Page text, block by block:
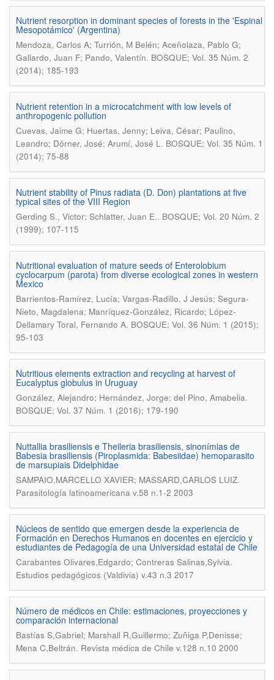
Nutrient resorption in dominant species of forests in the 'Espinal
Mesopotámico' (Argentina)
Mendoza, Carlos A; Turrión, M Belén; Aceñolaza, Pablo G;
Gallardo, Juan F; Pando, Valentín. BOSQUE; Vol. 35 Núm. 2
(2014); 185-193
Nutrient retention in a microcatchment with low levels of
anthropogenic pollution
Cuevas, Jaime G; Huertas, Jenny; Leiva, César; Paulino,
Leandro; Dörner, José; Arumí, José L. BOSQUE; Vol. 35 Núm. 1
(2014); 75-88
Nutrient stability of Pinus radiata (D. Don) plantations at five
typical sites of the VIII Region
Gerding S., Victor; Schlatter, Juan E.. BOSQUE; Vol. 20 Núm. 2
(1999); 107-115
Nutritional evaluation of mature seeds of Enterolobium
cyclocarpum (parota) from diverse ecological zones in western
Mexico
Barrientos-Ramírez, Lucía; Vargas-Radillo, J Jesús; Segura-
Nieto, Magdalena; Manríquez-González, Ricardo; López-
Dellamary Toral, Fernando A. BOSQUE; Vol. 36 Núm. 1 (2015);
95-103
Nutritious elements extraction and recycling at harvest of
Eucalyptus globulus in Uruguay
González, Alejandro; Hernández, Jorge; del Pino, Amabelia.
BOSQUE; Vol. 37 Núm. 1 (2016); 179-190
Nuttallia brasiliensis e Theileria brasiliensis, sinonímias de
Babesia brasiliensis (Piroplasmida: Babesiidae) hemoparasito
de marsupiais Didelphidae
SAMPAIO,MARCELLO XAVIER; MASSARD,CARLOS LUIZ.
Parasitología latinoamericana v.58 n.1-2 2003
Núcleos de sentido que emergen desde la experiencia de
Formación en Derechos Humanos en docentes en ejercicio y
estudiantes de Pedagogía de una Universidad estatal de Chile
Carabantes Olivares,Edgardo; Contreras Salinas,Sylvia.
Estudios pedagógicos (Valdivia) v.43 n.3 2017
Número de médicos en Chile: estimaciones, proyecciones y
comparación internacional
Bastías S,Gabriel; Marshall R,Guillermo; Zuñiga P,Denisse;
Mena C,Beltrán. Revista médica de Chile v.128 n.10 2000